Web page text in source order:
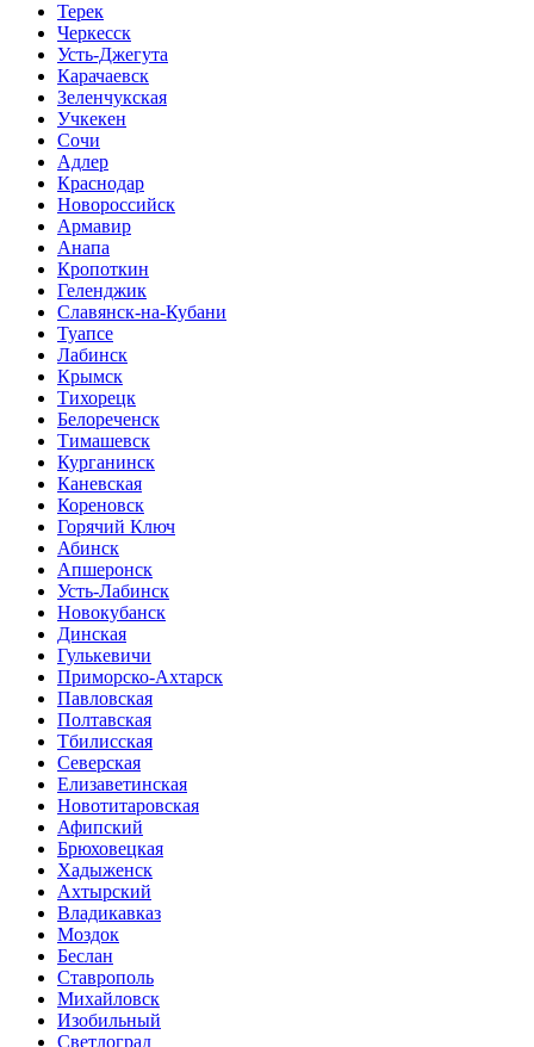
Терек
Черкесск
Усть-Джегута
Карачаевск
Зеленчукская
Учкекен
Сочи
Адлер
Краснодар
Новороссийск
Армавир
Анапа
Кропоткин
Геленджик
Славянск-на-Кубани
Туапсе
Лабинск
Крымск
Тихорецк
Белореченск
Тимашевск
Курганинск
Каневская
Кореновск
Горячий Ключ
Абинск
Апшеронск
Усть-Лабинск
Новокубанск
Динская
Гулькевичи
Приморско-Ахтарск
Павловская
Полтавская
Тбилисская
Северская
Елизаветинская
Новотитаровская
Афипский
Брюховецкая
Хадыженск
Ахтырский
Владикавказ
Моздок
Беслан
Ставрополь
Михайловск
Изобильный
Светлоград